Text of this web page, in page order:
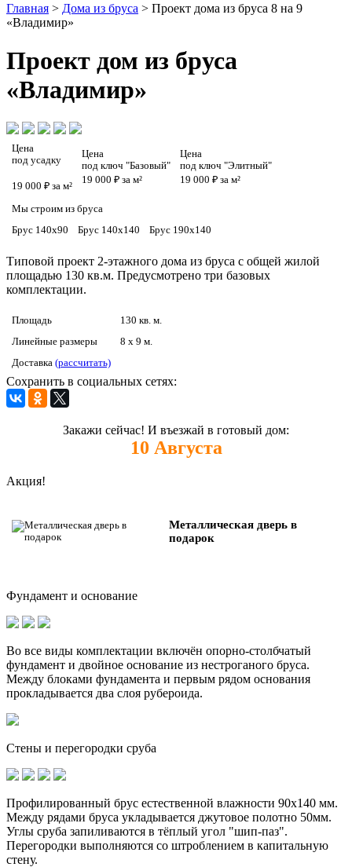
Главная > Дома из бруса > Проект дома из бруса 8 на 9
«Владимир»
Проект дом из бруса
«Владимир»
Цена
под усадку
19 000 ₽ за м²
Цена
под ключ "Базовый"
19 000 ₽ за м²
Цена
под ключ "Элитный"
19 000 ₽ за м²
Мы строим из бруса
Брус 140х90
Брус 140х140 Брус 190х140
Типовой проект 2-этажного дома из бруса с общей жилой
площадью 130 кв.м. Предусмотрено три базовых
комплектации.
Площадь
130 кв. м.
Линейные размеры
8 x 9 м.
Доставка (рассчитать)
Сохранить в социальных сетях:
Закажи сейчас! И въезжай в готовый дом:
10 Августа
Акция!
Металлическая дверь в
подарок
Фундамент и основание
Во все виды комплектации включён опорно-столбчатый
фундамент и двойное основание из нестроганого бруса.
Между блоками фундамента и первым рядом основания
прокладывается два слоя рубероида.
Стены и перегородки сруба
Профилированный брус естественной влажности 90х140 мм.
Между рядами бруса укладывается джутовое полотно 50мм.
Углы сруба запиливаются в тёплый угол "шип-паз".
Перегородки выполняются со штроблением в капитальную
стену.